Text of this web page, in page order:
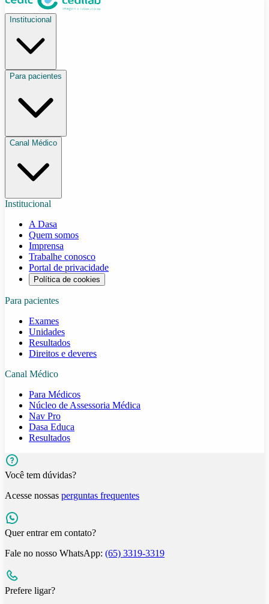
Institucional
Para pacientes
Canal Médico
Institucional
A Dasa
Quem somos
Imprensa
Trabalhe conosco
Portal de privacidade
Política de cookies
Para pacientes
Exames
Unidades
Resultados
Direitos e deveres
Canal Médico
Para Médicos
Núcleo de Assessoria Médica
Nav Pro
Dasa Educa
Resultados
Você tem dúvidas?
Acesse nossas perguntas frequentes
Quer entrar em contato?
Fale no nosso WhatsApp: (65) 3319-3319
Prefere ligar?